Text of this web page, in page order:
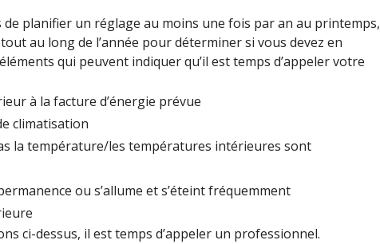
planifier un réglage au moins une fois par an au printemps,
au long de l’année pour déterminer si vous devez en
qui peuvent indiquer qu’il est temps d’appeler votre
à la facture d’énergie prévue
climatisation
la température/les températures intérieures sont
ou s’allume et s’éteint fréquemment
ci-dessus, il est temps d’appeler un professionnel.